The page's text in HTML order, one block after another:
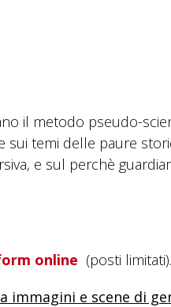
il metodo pseudo-
sui temi delle paure
e sul perchè
online (posti limitati).
immagini e scene di